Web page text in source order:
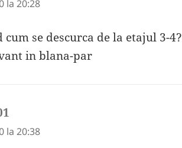
la 20:28
cum se descurca de la etajul 3-
in blana-par
la 20:38